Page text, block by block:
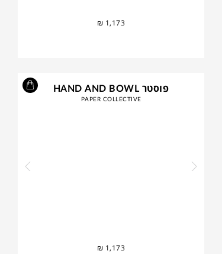
₪ 1,173
פוסטר HAND AND BOWL
PAPER COLLECTIVE
₪ 1,173